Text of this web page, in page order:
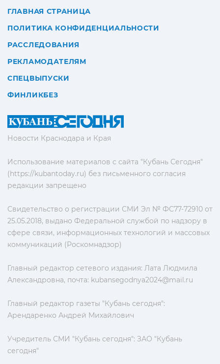
Новости Краснодара и Края
Использование материалов с сайта "Кубань Сегодня"
(https://kubantoday.ru) без письменного согласия
редакции запрещено
Свидетельство о регистрации СМИ Эл № ФС77-72910 от
25.05.2018, выдано Федеральной службой по надзору в
сфере связи, информационных технологий и массовых
коммуникаций (Роскомнадзор)
Главный редактор сетевого издания: Лата Людмила
Александровна, почта: kubansegodnya2024@mail.ru
Главный редактор газеты "Кубань сегодня":
Арендаренко Андрей Михайлович
Учредитель СМИ "Кубань сегодня": ЗАО "Кубань
сегодня"
ГЛАВНАЯ СТРАНИЦА
ПОЛИТИКА КОНФИДЕНЦИАЛЬНОСТИ
РАССЛЕДОВАНИЯ
РЕКЛАМОДАТЕЛЯМ
СПЕЦВЫПУСКИ
ФИНЛИКБЕЗ